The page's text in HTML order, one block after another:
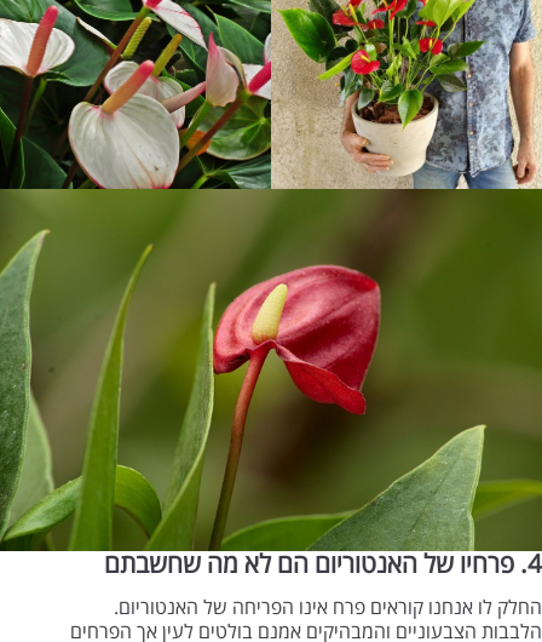
4. פרחיו של האנטוריום הם לא מה שחשבתם
החלק לו אנחנו קוראים פרח אינו הפריחה של האנטוריום.
הלבבות הצבעוניים והמבהיקים אמנם בולטים לעין אך הפרחים